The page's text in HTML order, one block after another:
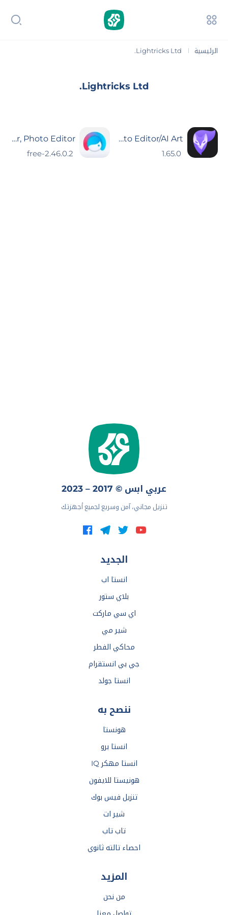
الرئيسية |
Lightricks Ltd.‏
Lightricks Ltd.‏
Photoleap: Photo Editor/AI Art
Facetune: Hair, Photo Editor
عربي ابس © 2017 – 2023
تنزيل مجاني، آمن وسريع لجميع أجهزتك
الجديد
انستا اب
بلاي ستور
اي سي ماركت
شير مي
محاكي الفطر
جي بي انستقرام
انستا جولد
ننصح به
هونستا
انستا برو
انستا مهكر IQ
هونيستا للايفون
تنزيل فيس بوك
شير ات
تاب تاب
احصاء تالته ثانوي
المزيد
من نحن